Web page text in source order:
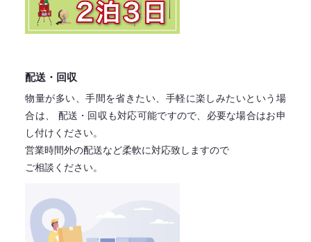
配送・回収
物量が多い、手間を省きたい、手軽に楽しみたいという場
合は、
配送・回収も対応可能ですので、必要な場合はお申
し付けください。
営業時間外の配送など柔軟に対応致しますので
ご相談ください。